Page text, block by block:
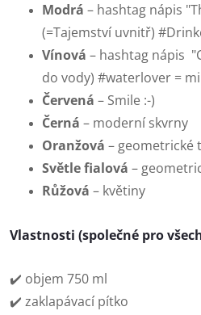
Modrá – hashtag nápis
(=Tajemství uvnitř)
Vínová – hashtag nápis
do vody) #waterlover =
Červená – Smile :-)
Černá – moderní skvrny
Oranžová – geometrické
Světle fialová –
Růžová – květiny
Vlastnosti (společné pro
✔️ objem 750 ml
✔️ zaklapávací pítko